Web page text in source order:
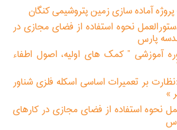
آماده سازی زمین پتروشیمی کنگان
نحوه استفاده از فضای مجازی در
پارس
آموزشی ” کمک های اولیه، اصول اطفاء
بر تعمیرات اساسی اسکله فلزی شناور
نحوه استفاده از فضای مجازی در کارهای